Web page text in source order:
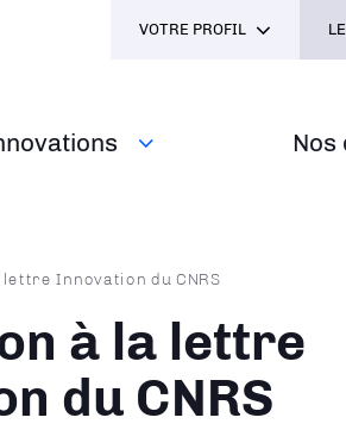
Nos
VOTRE PROFIL
Innovation du CNRS
à la lettre
du CNRS